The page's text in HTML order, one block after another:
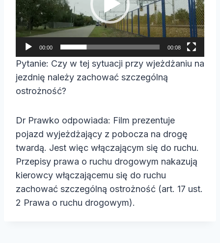
a
r
z
c
z
v
d
e
o
00:00 00:08
Pytanie: Czy w tej sytuacji przy wjeżdżaniu na
jezdnię należy zachować szczególną
ostrożność?
Dr Prawko odpowiada: Film prezentuje
pojazd wyjeżdżający z pobocza na drogę
twardą. Jest więc włączającym się do ruchu.
Przepisy prawa o ruchu drogowym nakazują
kierowcy włączającemu się do ruchu
zachować szczególną ostrożność (art. 17 ust.
2 Prawa o ruchu drogowym).